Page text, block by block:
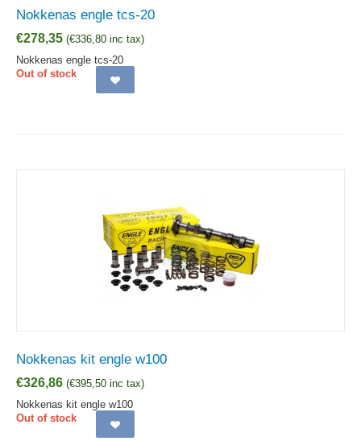
Nokkenas engle tcs-20
€278,35 (€336,80 inc tax)
Nokkenas engle tcs-20
Out of stock
Nokkenas kit engle w100
€326,86 (€395,50 inc tax)
Nokkenas kit engle w100
Out of stock